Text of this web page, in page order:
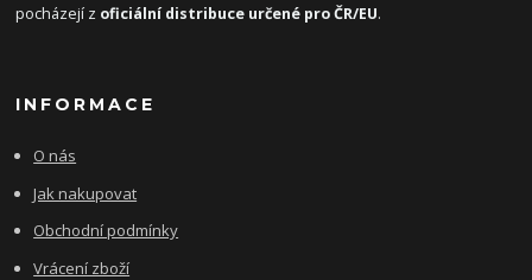
pocházejí z oficiální distribuce určené pro ČR/EU.
INFORMACE
O nás
Jak nakupovat
Obchodní podmínky
Vrácení zboží